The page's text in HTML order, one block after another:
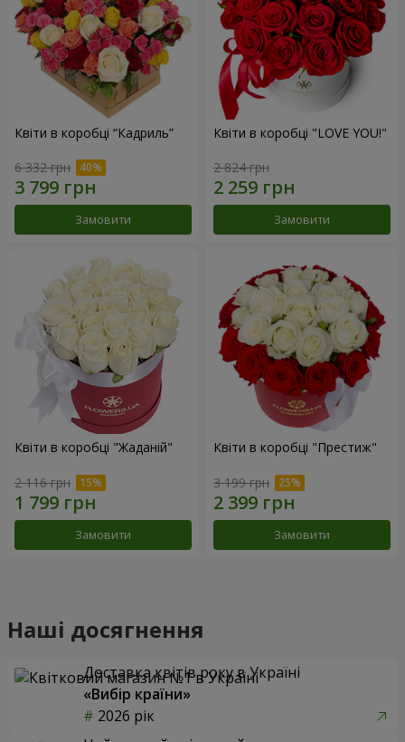
Квіти в коробці “Кадриль”
6 332 грн
Замовити
Квіти в коробці "LOVE YOU!"
2 824 грн
Замовити
Квіти в коробці "Жаданій"
2 116 грн
Замовити
Квіти в коробці "Престиж"
3 199 грн
Замовити
Наші досягнення
Доставка квітів року в Україні
«Вибір країни»
2026 рік